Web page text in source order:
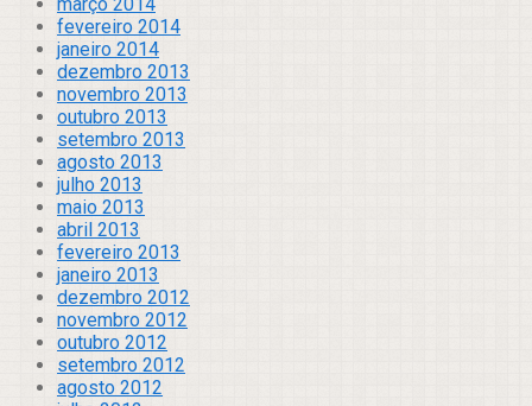
fevereiro 2014
janeiro 2014
dezembro 2013
novembro 2013
outubro 2013
setembro 2013
agosto 2013
julho 2013
maio 2013
abril 2013
fevereiro 2013
janeiro 2013
dezembro 2012
novembro 2012
outubro 2012
setembro 2012
agosto 2012